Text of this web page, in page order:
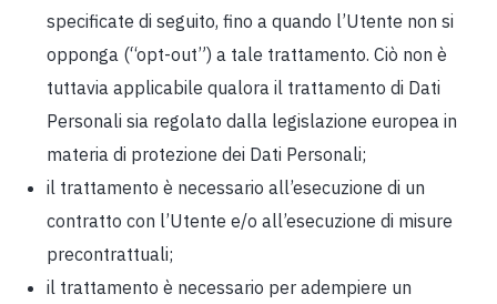
specificate di seguito, fino a quando l’Utente non si
opponga (“opt-out”) a tale trattamento. Ciò non è
tuttavia applicabile qualora il trattamento di Dati
Personali sia regolato dalla legislazione europea in
materia di protezione dei Dati Personali;
il trattamento è necessario all’esecuzione di un
contratto con l’Utente e/o all’esecuzione di misure
precontrattuali;
il trattamento è necessario per adempiere un